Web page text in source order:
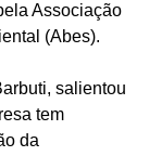
Associação
(Abes).
salientou
tem
da